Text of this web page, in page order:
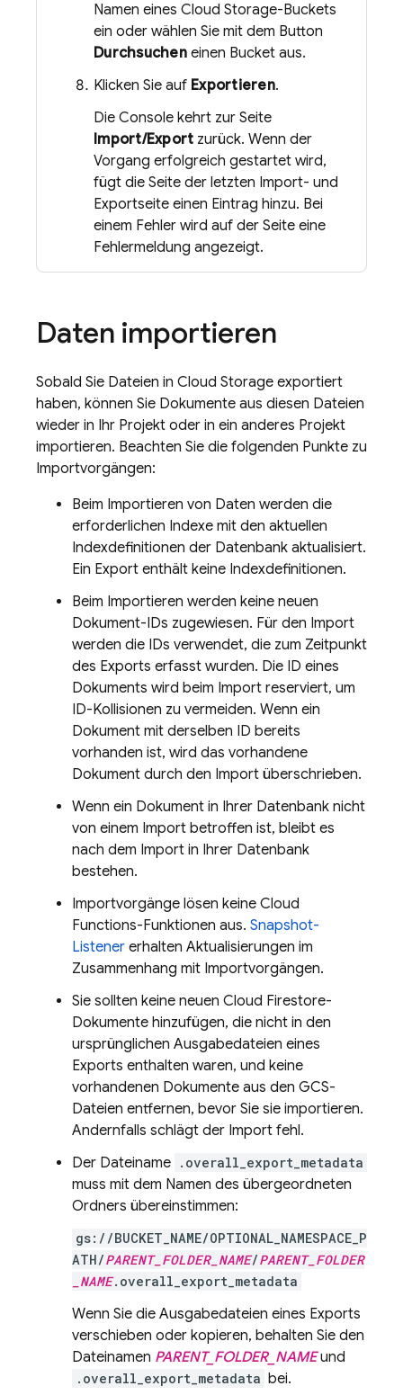
Namen eines Cloud Storage-Buckets
ein oder wählen Sie mit dem Button
Durchsucheneinen Bucket aus.
Klicken Sie auf Exportieren.
Die Console kehrt zur Seite
Import/Export zurück. Wenn der
Vorgang erfolgreich gestartet wird,
fügt die Seite der letzten Import- und
Exportseite einen Eintrag hinzu. Bei
einem Fehler wird auf der Seite eine
Fehlermeldung angezeigt.
Daten importieren
Sobald Sie Dateien in Cloud Storage exportiert
haben, können Sie Dokumente aus diesen Dateien
wieder in Ihr Projekt oder in ein anderes Projekt
importieren. Beachten Sie die folgenden Punkte zu
Importvorgängen:
Beim Importieren von Daten werden die
erforderlichen Indexe mit den aktuellen
Indexdefinitionen der Datenbank aktualisiert.
Ein Export enthält keine Indexdefinitionen.
Beim Importieren werden keine neuen
Dokument-IDs zugewiesen. Für den Import
werden die IDs verwendet, die zum Zeitpunkt
des Exports erfasst wurden. Die ID eines
Dokuments wird beim Import reserviert, um
ID-Kollisionen zu vermeiden. Wenn ein
Dokument mit derselben ID bereits
vorhanden ist, wird das vorhandene
Dokument durch den Import überschrieben.
Wenn ein Dokument in Ihrer Datenbank nicht
von einem Import betroffen ist, bleibt es
nach dem Import in Ihrer Datenbank
bestehen.
Importvorgänge lösen keine Cloud
Functions-Funktionen aus. Snapshot-
Listener erhalten Aktualisierungen im
Zusammenhang mit Importvorgängen.
Sie sollten keine neuen Cloud Firestore-
Dokumente hinzufügen, die nicht in den
ursprünglichen Ausgabedateien eines
Exports enthalten waren, und keine
vorhandenen Dokumente aus den GCS-
Dateien entfernen, bevor Sie sie importieren.
Andernfalls schlägt der Import fehl.
Der Dateiname .overall_export_metadata
muss mit dem Namen des übergeordneten
Ordners übereinstimmen:
gs://BUCKET_NAME/OPTIONAL_NAMESPACE_P
ATH/PARENT_FOLDER_NAME/PARENT_FOLDER
_NAME.overall_export_metadata
Wenn Sie die Ausgabedateien eines Exports
verschieben oder kopieren, behalten Sie den
Dateinamen PARENT_FOLDER_NAMEund
.overall_export_metadata bei.